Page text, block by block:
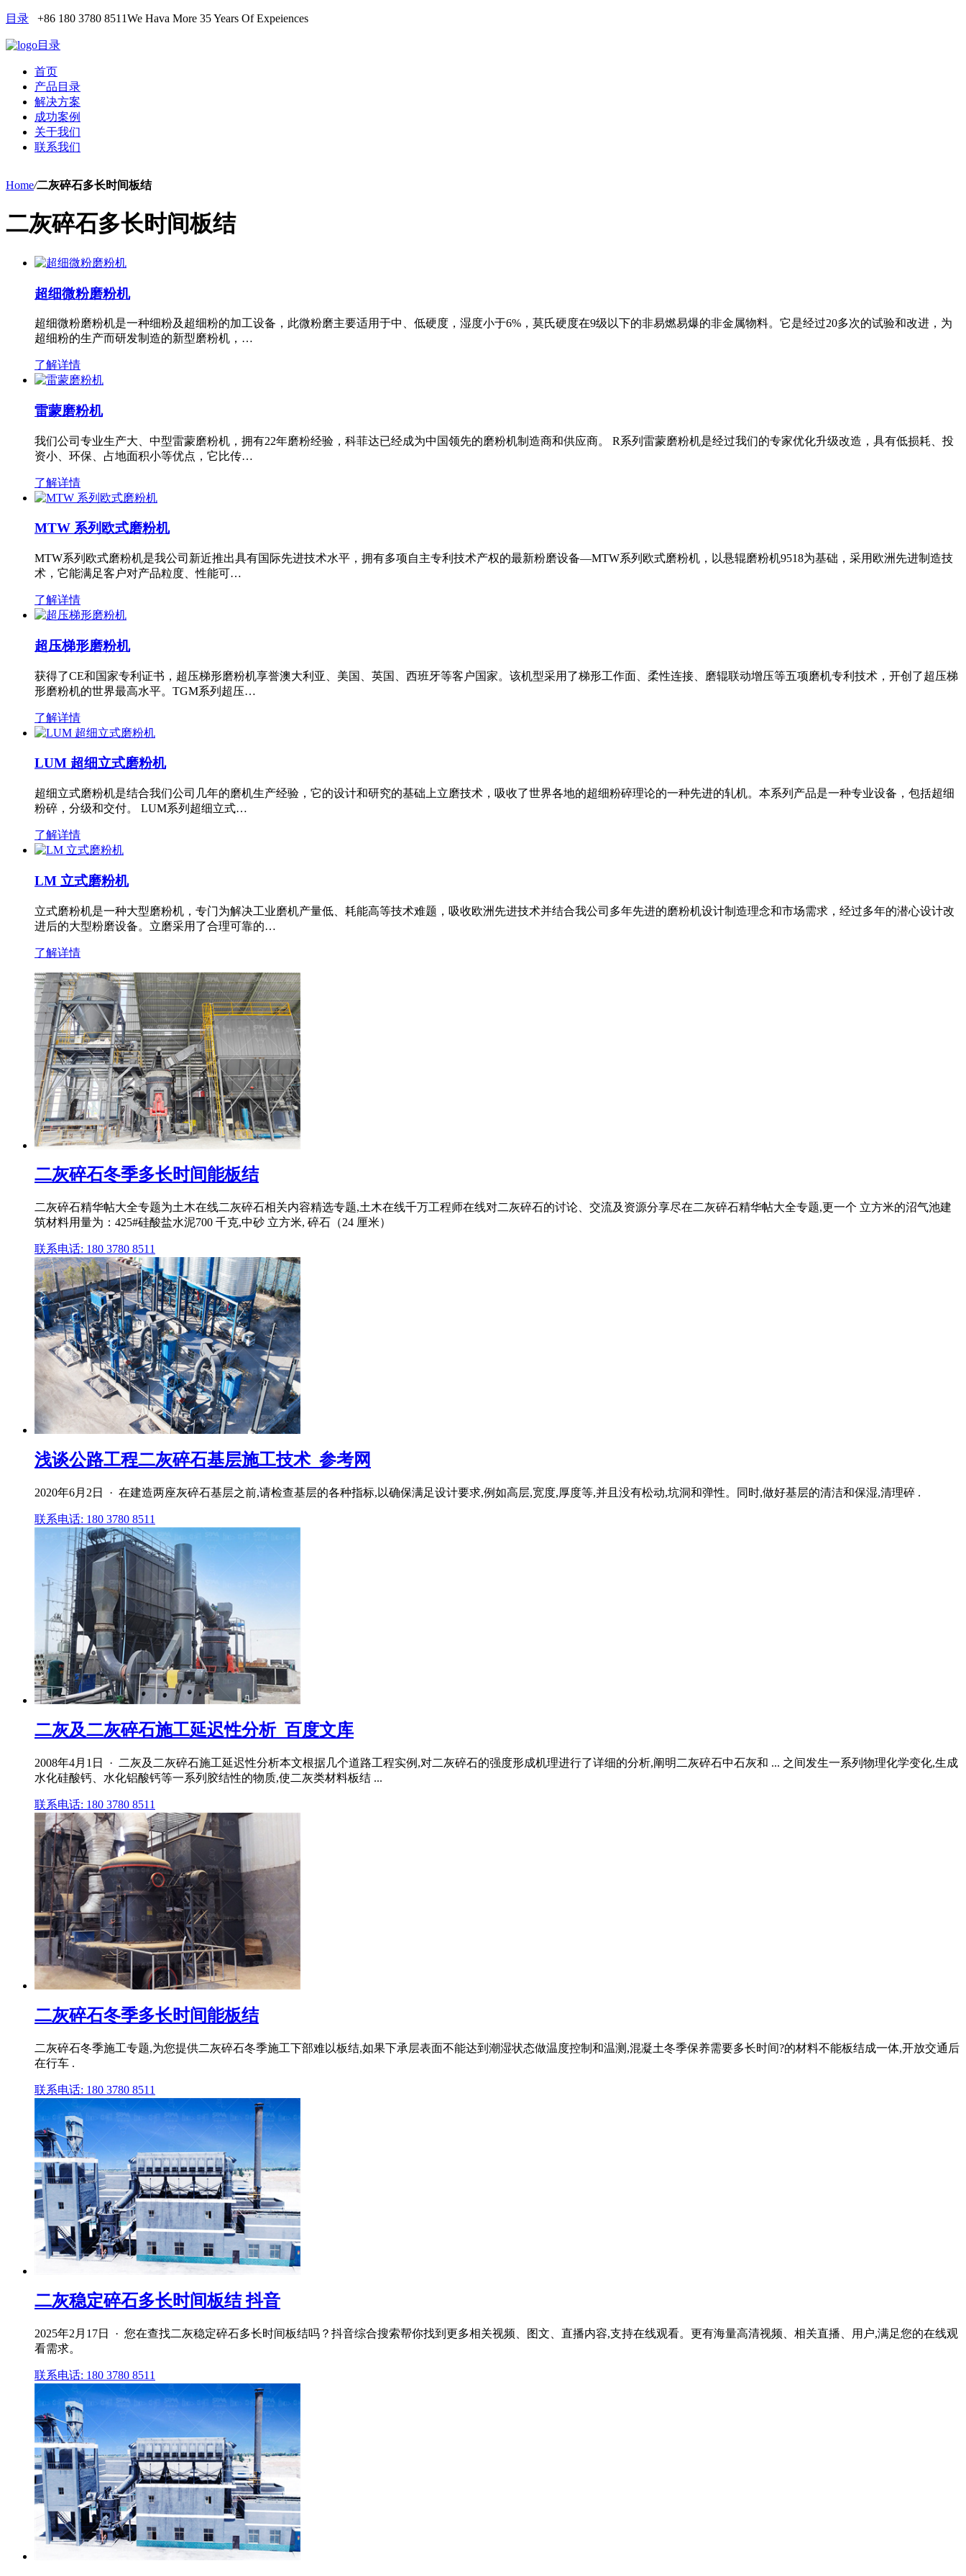
目录 +86 180 3780 8511We Hava More 35 Years Of Expeiences
目录
首页
产品目录
解决方案
成功案例
关于我们
联系我们
Home/二灰碎石多长时间板结
二灰碎石多长时间板结
超细微粉磨粉机
超细微粉磨粉机是一种细粉及超细粉的加工设备，此微粉磨主要适用于中、低硬度，湿度小于6%，莫氏硬度在9级以下的非易燃易爆的非金属物料。它是经过20多次的试验和改进，为
超细粉的生产而研发制造的新型磨粉机，…
了解详情
雷蒙磨粉机
我们公司专业生产大、中型雷蒙磨粉机，拥有22年磨粉经验，科菲达已经成为中国领先的磨粉机制造商和供应商。 R系列雷蒙磨粉机是经过我们的专家优化升级改造，具有低损耗、投
资小、环保、占地面积小等优点，它比传…
了解详情
MTW 系列欧式磨粉机
MTW系列欧式磨粉机是我公司新近推出具有国际先进技术水平，拥有多项自主专利技术产权的最新粉磨设备—MTW系列欧式磨粉机，以悬辊磨粉机9518为基础，采用欧洲先进制造技
术，它能满足客户对产品粒度、性能可…
了解详情
超压梯形磨粉机
获得了CE和国家专利证书，超压梯形磨粉机享誉澳大利亚、美国、英国、西班牙等客户国家。该机型采用了梯形工作面、柔性连接、磨辊联动增压等五项磨机专利技术，开创了超压梯
形磨粉机的世界最高水平。TGM系列超压…
了解详情
LUM 超细立式磨粉机
超细立式磨粉机是结合我们公司几年的磨机生产经验，它的设计和研究的基础上立磨技术，吸收了世界各地的超细粉碎理论的一种先进的轧机。本系列产品是一种专业设备，包括超细
粉碎，分级和交付。 LUM系列超细立式…
了解详情
LM 立式磨粉机
立式磨粉机是一种大型磨粉机，专门为解决工业磨机产量低、耗能高等技术难题，吸收欧洲先进技术并结合我公司多年先进的磨粉机设计制造理念和市场需求，经过多年的潜心设计改
进后的大型粉磨设备。立磨采用了合理可靠的…
了解详情
二灰碎石冬季多长时间能板结
二灰碎石精华帖大全专题为土木在线二灰碎石相关内容精选专题,土木在线千万工程师在线对二灰碎石的讨论、交流及资源分享尽在二灰碎石精华帖大全专题,更一个 立方米的沼气池建
筑材料用量为：425#硅酸盐水泥700 千克,中砂 立方米, 碎石（24 厘米）
联系电话: 180 3780 8511
浅谈公路工程二灰碎石基层施工技术_参考网
2020年6月2日 · 在建造两座灰碎石基层之前,请检查基层的各种指标,以确保满足设计要求,例如高层,宽度,厚度等,并且没有松动,坑洞和弹性。同时,做好基层的清洁和保湿,清理碎 .
联系电话: 180 3780 8511
二灰及二灰碎石施工延迟性分析_百度文库
2008年4月1日 · 二灰及二灰碎石施工延迟性分析本文根据几个道路工程实例,对二灰碎石的强度形成机理进行了详细的分析,阐明二灰碎石中石灰和 ... 之间发生一系列物理化学变化,生成
水化硅酸钙、水化铝酸钙等一系列胶结性的物质,使二灰类材料板结 ...
联系电话: 180 3780 8511
二灰碎石冬季多长时间能板结
二灰碎石冬季施工专题,为您提供二灰碎石冬季施工下部难以板结,如果下承层表面不能达到潮湿状态做温度控制和温测,混凝土冬季保养需要多长时间?的材料不能板结成一体,开放交通后
在行车 .
联系电话: 180 3780 8511
二灰稳定碎石多长时间板结 抖音
2025年2月17日 · 您在查找二灰稳定碎石多长时间板结吗？抖音综合搜索帮你找到更多相关视频、图文、直播内容,支持在线观看。更有海量高清视频、相关直播、用户,满足您的在线观
看需求。
联系电话: 180 3780 8511